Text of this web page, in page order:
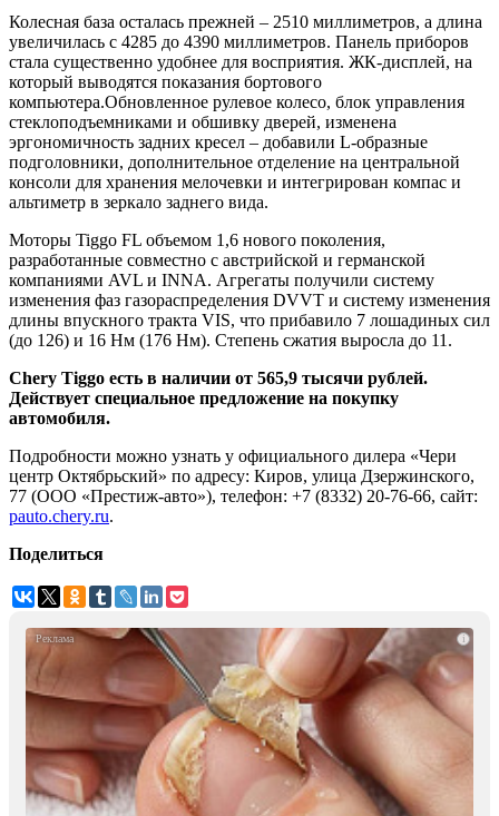
Колесная база осталась прежней – 2510 миллиметров, а длина
увеличилась с 4285 до 4390 миллиметров. Панель приборов
стала существенно удобнее для восприятия. ЖК-дисплей, на
который выводятся показания бортового
компьютера.Обновленное рулевое колесо, блок управления
стеклоподъемниками и обшивку дверей, изменена
эргономичность задних кресел – добавили L-образные
подголовники, дополнительное отделение на центральной
консоли для хранения мелочевки и интегрирован компас и
альтиметр в зеркало заднего вида.
Моторы Tiggo FL объемом 1,6 нового поколения,
разработанные совместно с австрийской и германской
компаниями AVL и INNA. Агрегаты получили систему
изменения фаз газораспределения DVVT и систему изменения
длины впускного тракта VIS, что прибавило 7 лошадиных сил
(до 126) и 16 Нм (176 Нм). Степень сжатия выросла до 11.
Chery Tiggo есть в наличии от 565,9 тысячи рублей.
Действует специальное предложение на покупку
автомобиля.
Подробности можно узнать у официального дилера «Чери
центр Октябрьский» по адресу: Киров, улица Дзержинского,
77 (ООО «Престиж-авто»), телефон: +7 (8332) 20-76-66, сайт:
pauto.chery.ru.
Поделиться
i